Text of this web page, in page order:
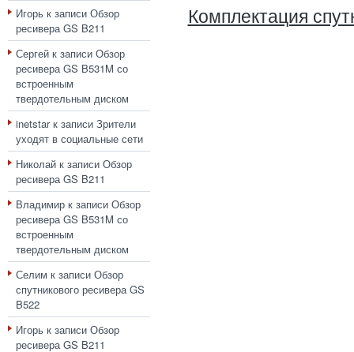
Игорь к записи Обзор
ресивера GS B211
Сергей к записи Обзор
ресивера GS B531M со
встроенным
твердотельным диском
inetstarк записи Зрители
уходят в социальные сети
Николай к записи Обзор
ресивера GS B211
Владимир к записи Обзор
ресивера GS B531M со
встроенным
твердотельным диском
Селим к записи Обзор
спутникового ресивера GS
B522
Игорь к записи Обзор
ресивера GS B211
Комплектация